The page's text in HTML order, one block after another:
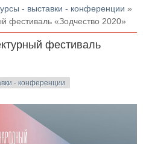
- выставки - конференции »
фестиваль «Зодчество 2020»
фестиваль
- конференции